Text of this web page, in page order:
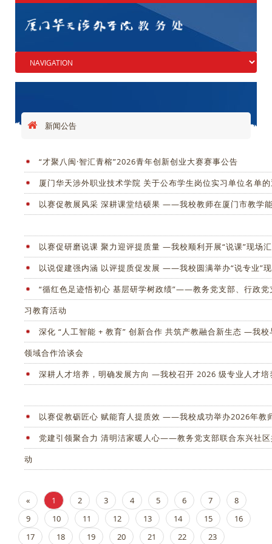
新闻公告
“才聚八闽·智汇青榕”2026青年创新创业大赛赛事公告
厦门华天涉外职业技术学院 关于公布学生岗位实习单位名单
以赛促教展风采 深耕课堂结硕果 ——我校教师在厦门市教学
以赛促研磨说课 聚力迎评提质量 —我校顺利开展“说课”现场
以说促建强内涵 以评提质促发展 ——我校圆满举办“说专业”
“循红色足迹悟初心 基层研学树政绩”——教务党支部、行政
习教育活动
深化 “人工智能 + 教育” 创新合作 共筑产教融合新生态 —我
领域合作洽谈会
深耕人才培养，明确发展方向 —我校召开 2026 级专业人才
以赛促教砺匠心 赋能育人提质效 ——我校成功举办2026年教
党建引领聚合力 清明洁家暖人心——教务党支部联合东兴社
动
« 1 2 3 4 5 6 7
8
9
10 11 12 13 14 15
16
17
18 19 20 21 22 23